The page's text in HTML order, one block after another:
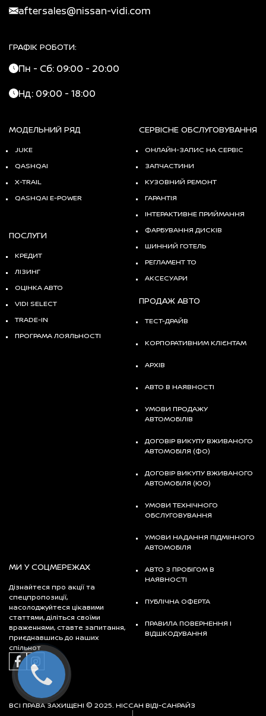
aftersales@nissan-vidi.com
ГРАФІК РОБОТИ:
Пн - Сб: 09:00 - 20:00
Нд: 09:00 - 18:00
МОДЕЛЬНИЙ РЯД
JUKE
QASHQAI
X-TRAIL
QASHQAI E-POWER
СЕРВІСНЕ ОБСЛУГОВУВАННЯ
ОНЛАЙН-ЗАПИС НА СЕРВІС
ЗАПЧАСТИНИ
КУЗОВНИЙ РЕМОНТ
ГАРАНТІЯ
ІНТЕРАКТИВНЕ ПРИЙМАННЯ
ФАРБУВАННЯ ДИСКІВ
ШИННИЙ ГОТЕЛЬ
РЕГЛАМЕНТ ТО
АКСЕСУАРИ
ПОСЛУГИ
КРЕДИТ
ЛІЗИНГ
ОЦІНКА АВТО
VIDI SELECT
TRADE-IN
ПРОГРАМА ЛОЯЛЬНОСТІ
ПРОДАЖ АВТО
ТЕСТ-ДРАЙВ
КОРПОРАТИВНИМ КЛІЄНТАМ
АРХІВ
АВТО В НАЯВНОСТІ
УМОВИ ПРОДАЖУ
АВТОМОБІЛІВ
ДОГОВІР ВИКУПУ ВЖИВАНОГО
АВТОМОБІЛЯ (ФО)
ДОГОВІР ВИКУПУ ВЖИВАНОГО
АВТОМОБІЛЯ (ЮО)
УМОВИ ТЕХНІЧНОГО
ОБСЛУГОВУВАННЯ
УМОВИ НАДАННЯ ПІДМІННОГО
АВТОМОБІЛЯ
АВТО З ПРОБІГОМ В
НАЯВНОСТІ
ПУБЛІЧНА ОФЕРТА
ПРАВИЛА ПОВЕРНЕННЯ І
ВІДШКОДУВАННЯ
МИ У СОЦМЕРЕЖАХ
Дізнайтеся про акції та
спецпропозиції,
насолоджуйтеся цікавими
статтями, діліться своїми
враженнями, ставте запитання,
приєднавшись до наших
спільнот
ВСІ ПРАВА ЗАХИЩЕНІ © 2025. НІССАН ВІДІ-САНРАЙЗ